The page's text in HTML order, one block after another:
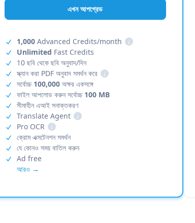
এখন আপগ্রেড
1,000 Advanced Credits/month
i
Unlimited Fast Credits
10 ছবি থেকে ছবি অনুবাদ/দিন
স্ক্যান করা PDF অনুবাদ সমর্থন করে
i
সর্বোচ্চ 100,000 অক্ষর একসঙ্গে
ফাইল আপলোড করুন সর্বোচ্চ 100 MB
সীমাহীন এআই সনাক্তকরণ
Translate Agent
i
Pro OCR
i
ক্রোম এক্সটেনশন সমর্থন
যে কোনও সময় বাতিল করুন
Ad free
আরও →